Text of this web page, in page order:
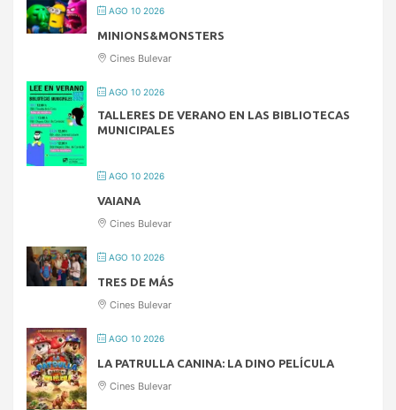
AGO 10 2026
MINIONS&MONSTERS
Cines Bulevar
AGO 10 2026
TALLERES DE VERANO EN LAS BIBLIOTECAS
MUNICIPALES
AGO 10 2026
VAIANA
Cines Bulevar
AGO 10 2026
TRES DE MÁS
Cines Bulevar
AGO 10 2026
LA PATRULLA CANINA: LA DINO PELÍCULA
Cines Bulevar